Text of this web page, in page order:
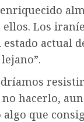
Los
actual
hacerlo,
que